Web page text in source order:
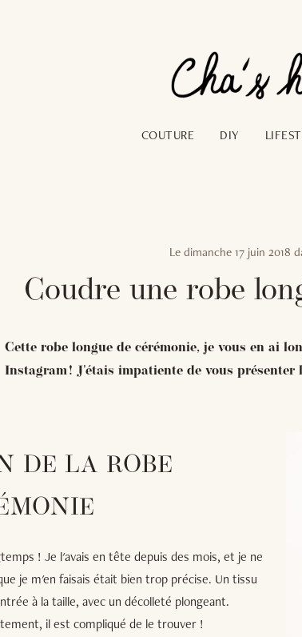
COUTURE DIY
Le dimanche 17 juin 2018
Coudre une robe
Cette robe longue de cérémonie, je vous en ai
Instagram ! J'étais impatiente de vous présenter
DE LA ROBE
! Je l'avais en tête depuis des mois, et je ne
je m'en faisais était bien trop précise. Un tissu
à la taille, avec un décolleté plongeant.
il est compliqué de le trouver !